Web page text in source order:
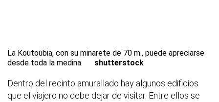
La Koutoubia, con su minarete de 70 m., puede apreciarse
desde toda la medina.
shutterstock
Dentro del recinto amurallado hay algunos edificios
que el viajero no debe dejar de visitar. Entre ellos se